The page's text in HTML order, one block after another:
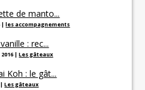
de manto...
|les accompagnements
: rec...
|Les gâteaux
Koh : le gât...
|Les gâteaux